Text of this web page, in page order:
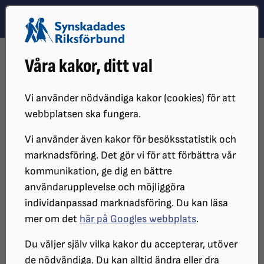
Våra kakor, ditt val
Vi använder nödvändiga kakor (cookies) för att
webbplatsen ska fungera.
Vi använder även kakor för besöksstatistik och
marknadsföring. Det gör vi för att förbättra vår
kommunikation, ge dig en bättre
användarupplevelse och möjliggöra
individanpassad marknadsföring. Du kan läsa
mer om det här på Googles webbplats.
Du väljer själv vilka kakor du accepterar, utöver
de nödvändiga. Du kan alltid ändra eller dra
Hoppa till innehåll
Hoppa till hitta snabbt
TRAFIKSÄKERHET OCH KOLLEKTIVTRAFIK
Hållplatsutrop